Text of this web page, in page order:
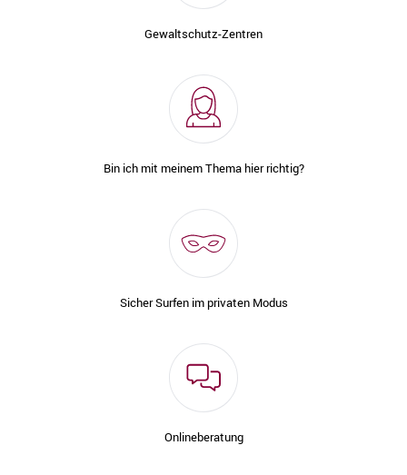
Gewaltschutz-Zentren
Bin ich mit meinem Thema hier richtig?
Sicher Surfen im privaten Modus
Onlineberatung